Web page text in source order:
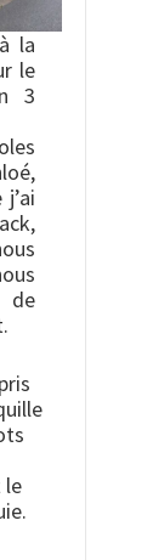
la
le
3
de
le